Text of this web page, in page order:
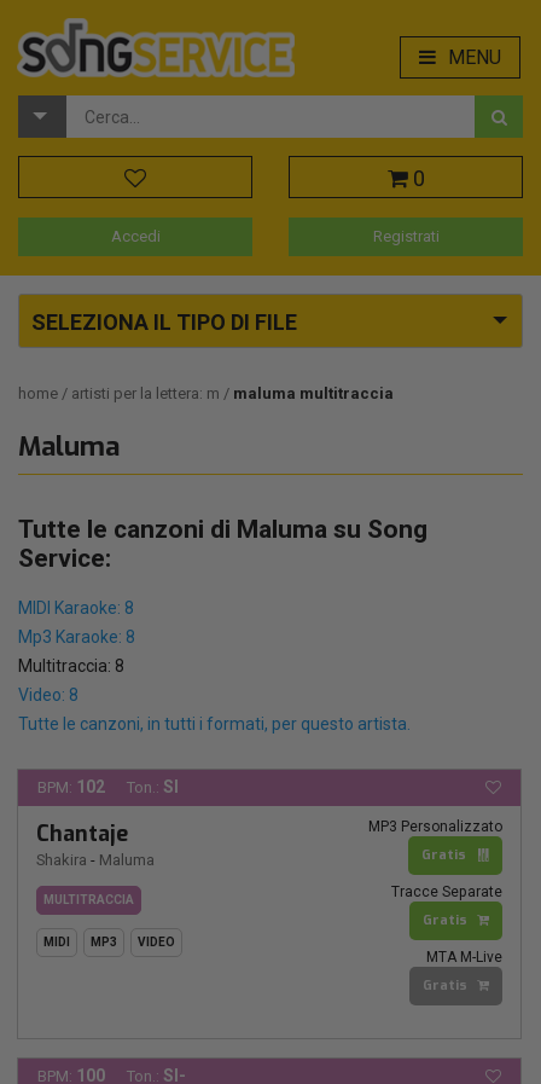
MENU
0
Accedi Registrati
SELEZIONA IL TIPO DI FILE
home artisti per la lettera: m maluma multitraccia
Maluma
Tutte le canzoni di Maluma su Song
Service:
MIDI Karaoke: 8
Mp3 Karaoke: 8
Multitraccia: 8
Video: 8
Tutte le canzoni, in tutti i formati, per questo artista.
BPM: 102 Ton.: SI
Chantaje
Shakira - Maluma
MULTITRACCIA
MIDI MP3 VIDEO
MP3 Personalizzato
Gratis
Tracce Separate
Gratis
MTA M-Live
Gratis
BPM: 100 Ton.: SI-